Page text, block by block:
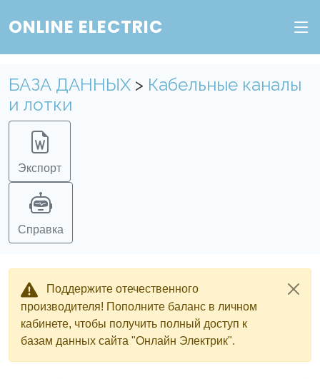
ONLINE ELECTRIC
БАЗА ДАННЫХ > Кабельные каналы
и лотки
Экспорт
Справка
Поддержите отечественного
производителя! Пополните баланс в личном
кабинете, чтобы получить полный доступ к
базам данных сайта "Онлайн Электрик".